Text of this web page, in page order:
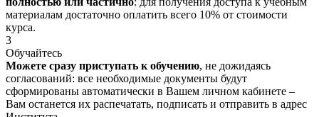
материалам достаточно оплатить всего 10% от стоимости
курса.
3
Обучайтесь
Можете сразу приступать к обучению, не дожидаясь
согласований: все необходимые документы будут
сформированы автоматически в Вашем личном кабинете –
Вам останется их распечатать, подписать и отправить в адрес